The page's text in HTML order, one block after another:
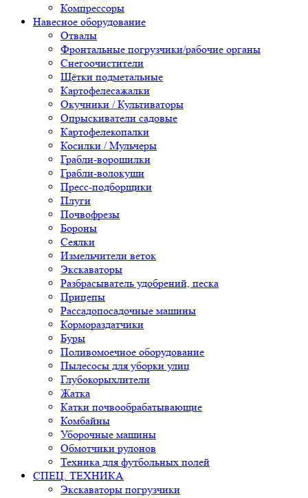
Компрессоры
Навесное оборудование
Отвалы
Фронтальные погрузчики/рабочие органы
Снегоочистители
Щётки подметальные
Картофелесажалки
Окучники / Культиваторы
Опрыскиватели садовые
Картофелекопалки
Косилки / Мульчеры
Грабли-ворошилки
Грабли-волокуши
Пресс-подборщики
Плуги
Почвофрезы
Бороны
Сеялки
Измельчители веток
Экскаваторы
Разбрасыватель удобрений, песка
Прицепы
Рассадопосадочные машины
Кормораздатчики
Буры
Поливомоечное оборудование
Пылесосы для уборки улиц
Глубокорыхлители
Жатка
Катки почвообрабатывающие
Комбайны
Уборочные машины
Обмотчики рулонов
Техника для футбольных полей
СПЕЦ. ТЕХНИКА
Экскаваторы погрузчики